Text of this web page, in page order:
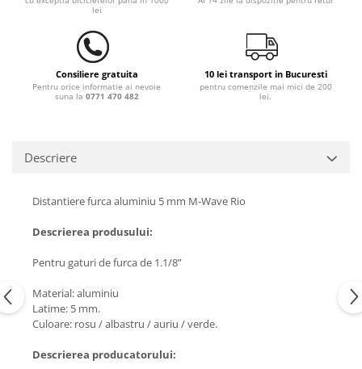
lei
Consiliere gratuita
Pentru orice informatie ai nevoie
suna la 0771 470 482
10 lei transport in Bucuresti
pentru comenzile mai mici de 200
lei.
Descriere
Distantiere furca aluminiu 5 mm M-Wave Rio
Descrierea produsului:
Pentru gaturi de furca de 1.1/8”
Material: aluminiu
Latime: 5 mm.
Culoare: rosu / albastru / auriu / verde.
Descrierea producatorului: